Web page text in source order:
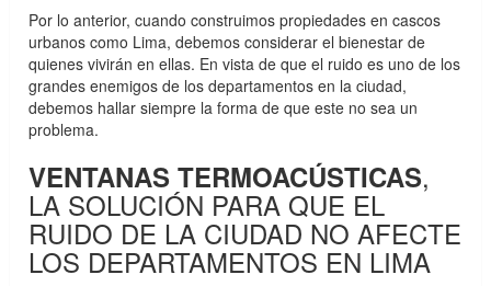
Por lo anterior, cuando construimos propiedades en cascos
urbanos como Lima, debemos considerar el bienestar de
quienes vivirán en ellas. En vista de que el ruido es uno de los
grandes enemigos de los departamentos en la ciudad,
debemos hallar siempre la forma de que este no sea un
problema.
VENTANAS TERMOACÚSTICAS,
LA SOLUCIÓN PARA QUE EL
RUIDO DE LA CIUDAD NO AFECTE
LOS DEPARTAMENTOS EN LIMA